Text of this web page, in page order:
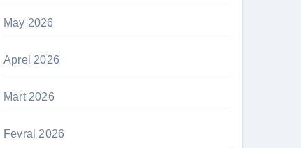
May 2026
Aprel 2026
Mart 2026
Fevral 2026